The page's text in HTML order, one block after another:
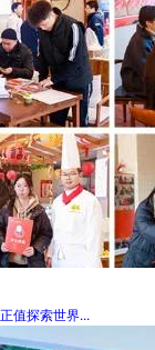
值探索世界...